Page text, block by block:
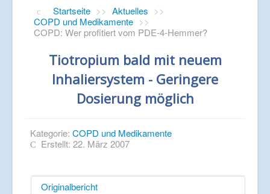
Startseite >> Aktuelles >>
COPD und Medikamente >>
COPD: Wer profitiert vom PDE-4-Hemmer?
Tiotropium bald mit neuem
Inhaliersystem - Geringere
Dosierung möglich
Kategorie: COPD und Medikamente
Erstellt: 22. März 2007
Originalbericht